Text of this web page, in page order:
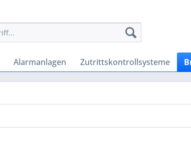
Alarmanlagen Zutrittskontrollsysteme